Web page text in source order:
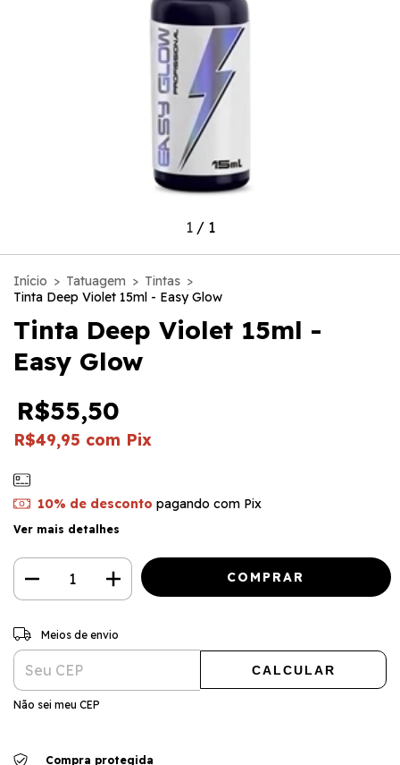
1/ 1
Início > Tatuagem > Tintas >
Tinta Deep Violet 15ml - Easy Glow
Tinta Deep Violet 15ml -
Easy Glow
R$55,50
R$49,95 com Pix
10% de desconto pagando com Pix
Ver mais detalhes
Entregas para o CEP:
Meios de envio
CALCULAR
Não sei meu CEP
Compra protegida